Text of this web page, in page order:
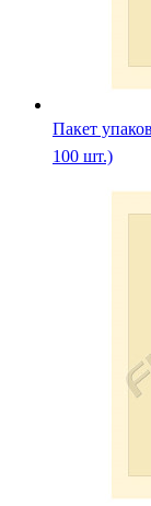
Пакет
100 шт.)